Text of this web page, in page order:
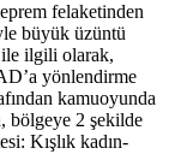
felaketinden
büyük üzüntü
ilgili olarak,
yönlendirme
kamuoyunda
bölgeye 2 şekilde
Kışlık kadın-